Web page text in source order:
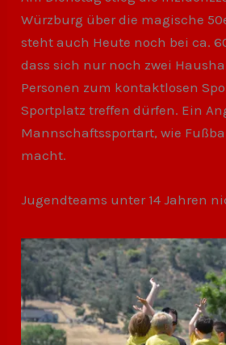
Würzburg über die magische
steht auch Heute noch bei ca.
dass sich nur noch zwei
Personen zum kontaktlosen
Sportplatz treffen dürfen. Ein
Mannschaftssportart, wie
macht.
Jugendteams unter 14 Jahren